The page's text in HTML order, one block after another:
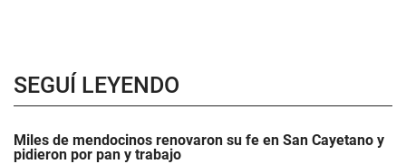
SEGUÍ LEYENDO
Miles de mendocinos renovaron su fe en San Cayetano y
pidieron por pan y trabajo